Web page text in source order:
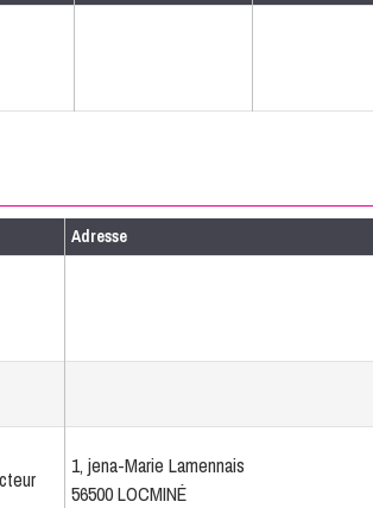
Adresse
1, jena-Marie Lamennais
56500 LOCMINÉ